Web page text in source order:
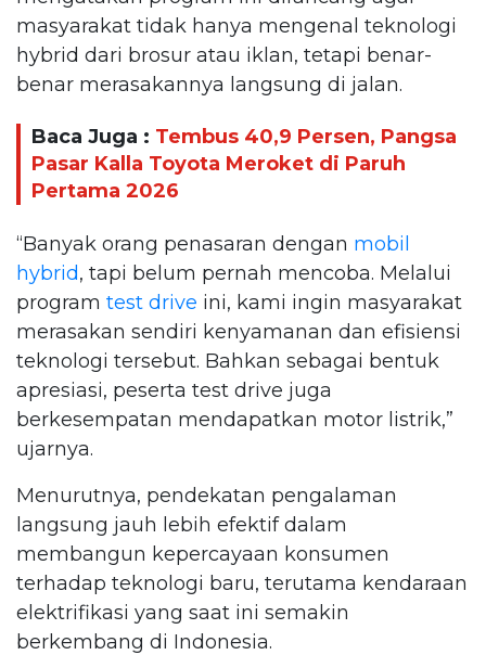
masyarakat tidak hanya mengenal teknologi
hybrid dari brosur atau iklan, tetapi benar-
benar merasakannya langsung di jalan.
Baca Juga : Tembus 40,9 Persen, Pangsa
Pasar Kalla Toyota Meroket di Paruh
Pertama 2026
“Banyak orang penasaran dengan mobil
hybrid, tapi belum pernah mencoba. Melalui
program test drive ini, kami ingin masyarakat
merasakan sendiri kenyamanan dan efisiensi
teknologi tersebut. Bahkan sebagai bentuk
apresiasi, peserta test drive juga
berkesempatan mendapatkan motor listrik,”
ujarnya.
Menurutnya, pendekatan pengalaman
langsung jauh lebih efektif dalam
membangun kepercayaan konsumen
terhadap teknologi baru, terutama kendaraan
elektrifikasi yang saat ini semakin
berkembang di Indonesia.